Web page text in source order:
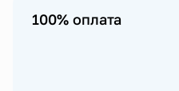
100% оплата